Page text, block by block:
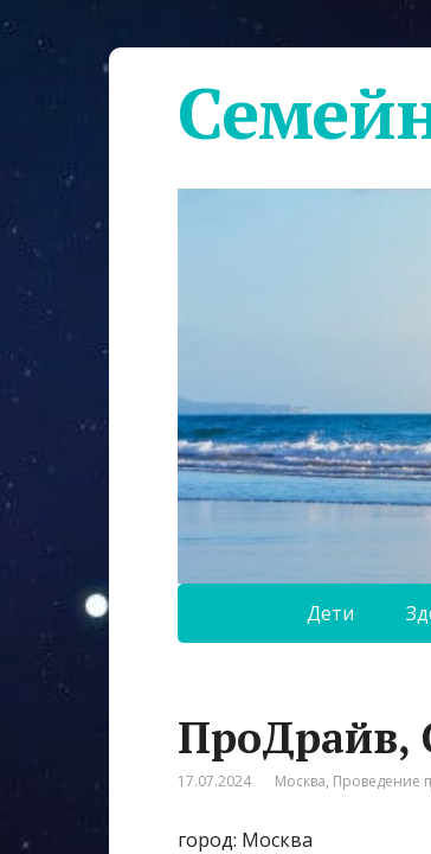
Дети
ПроДрайв,
17.07.2024 Москва, Проведение
город: Москва